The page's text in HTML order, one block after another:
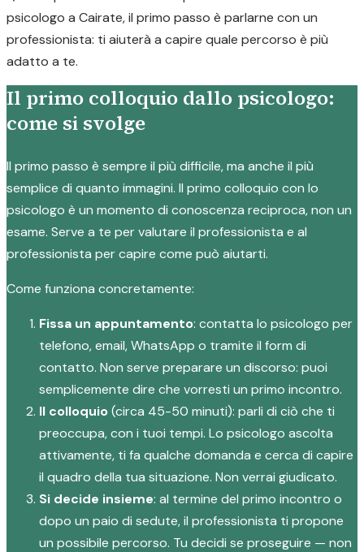
psicologo a Cairate, il primo passo è parlarne con un
professionista: ti aiuterà a capire quale percorso è più
adatto a te.
Il primo colloquio dallo psicologo:
come si svolge
Il primo passo è sempre il più difficile, ma anche il più
semplice di quanto immagini. Il primo colloquio con lo
psicologo è un momento di conoscenza reciproca, non un
esame. Serve a te per valutare il professionista e al
professionista per capire come può aiutarti.
Come funziona concretamente:
Fissa un appuntamento: contatta lo psicologo per
telefono, email, WhatsApp o tramite il form di
contatto. Non serve preparare un discorso: puoi
semplicemente dire che vorresti un primo incontro.
Il colloquio(circa 45-50 minuti): parli di ciò che ti
preoccupa, con i tuoi tempi. Lo psicologo ascolta
attivamente, ti fa qualche domanda e cerca di capire
il quadro della tua situazione. Non verrai giudicato.
Si decide insieme: al termine del primo incontro o
dopo un paio di sedute, il professionista ti propone
un possibile percorso. Tu decidi se proseguire — non